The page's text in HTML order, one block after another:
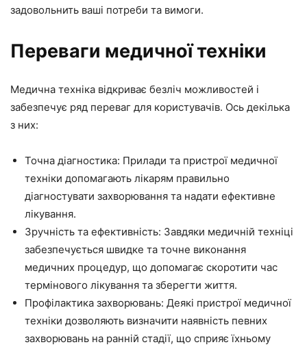
задовольнить ваші потреби та вимоги.
Переваги медичної техніки
Медична техніка відкриває безліч можливостей і
забезпечує ряд переваг для користувачів. Ось декілька
з них:
Точна діагностика: Прилади та пристрої медичної
техніки допомагають лікарям правильно
діагностувати захворювання та надати ефективне
лікування.
Зручність та ефективність: Завдяки медичній техніці
забезпечується швидке та точне виконання
медичних процедур, що допомагає скоротити час
термінового лікування та зберегти життя.
Профілактика захворювань: Деякі пристрої медичної
техніки дозволяють визначити наявність певних
захворювань на ранній стадії, що сприяє їхньому